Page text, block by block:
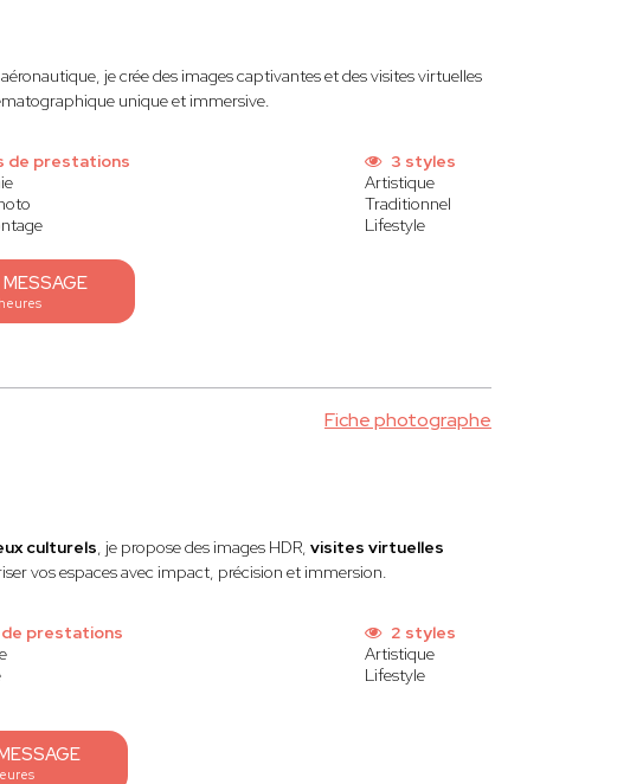
je crée des images captivantes et des visites virtuelles
unique et immersive.
de prestations
3 styles
Artistique
Traditionnel
Lifestyle
MESSAGE
Fiche photographe
culturels, je propose des images HDR, visites virtuelles
vos espaces avec impact, précision et immersion.
prestations
2 styles
Artistique
Lifestyle